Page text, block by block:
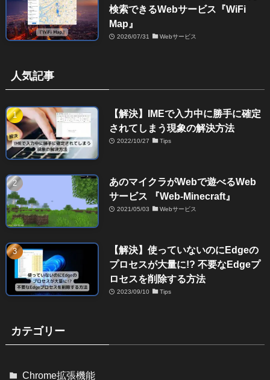
検索できるWebサービス『WiFi
Map』
2026/07/31 Webサービス
人気記事
【解決】IMEで入力中に勝手に確定
されてしまう現象の解決方法
2022/10/27 Tips
あのマイクラがWebで遊べるWeb
サービス 『Web-Minecraft』
2021/05/03 Webサービス
【解決】使っていないのにEdgeの
プロセスが大量に!? 不要なEdgeプ
ロセスを削除する方法
2023/09/10 Tips
カテゴリー
Chrome拡張機能